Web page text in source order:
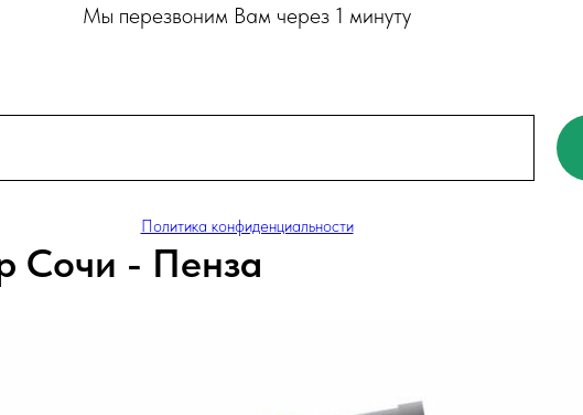
Мы перезвоним Вам через 1 минуту
Политика конфиденциальности
Сочи - Пенза